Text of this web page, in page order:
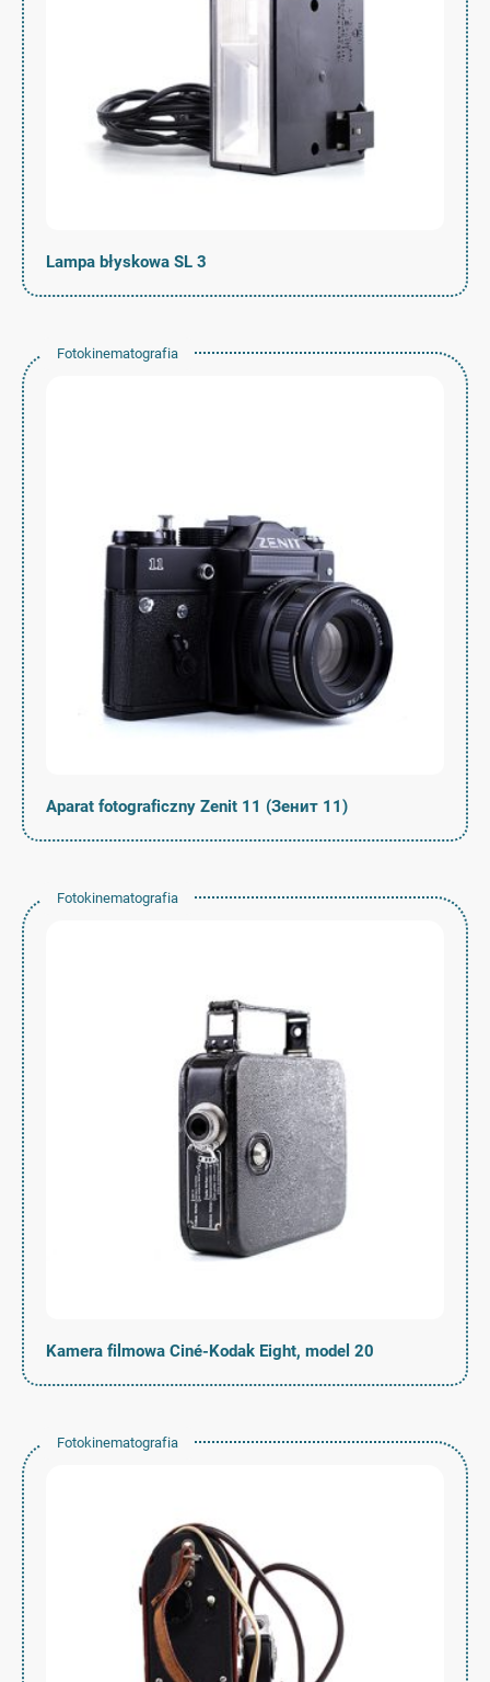
Lampa błyskowa SL 3
Fotokinematografia
Aparat fotograficzny Zenit 11 (Зенит 11)
Fotokinematografia
Kamera filmowa Ciné-Kodak Eight, model 20
Fotokinematografia